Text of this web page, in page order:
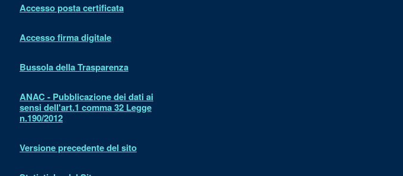
Accesso posta certificata
Accesso firma digitale
Bussola della Trasparenza
ANAC - Pubblicazione dei dati ai
sensi dell'art.1 comma 32 Legge
n.190/2012
Versione precedente del sito